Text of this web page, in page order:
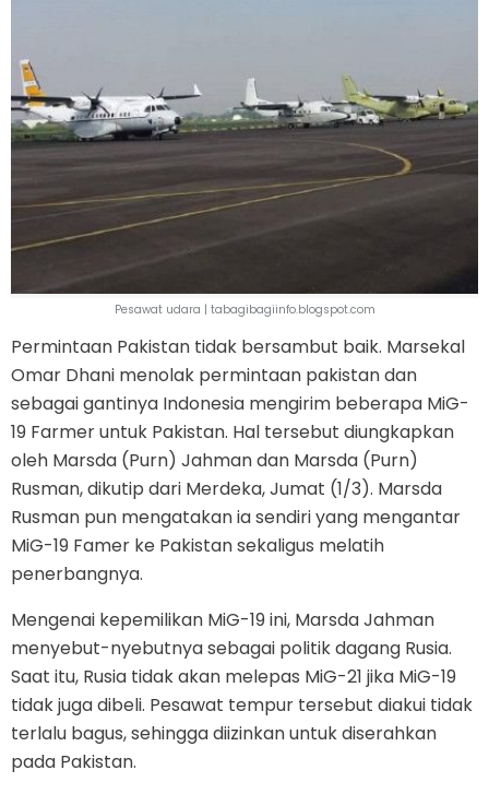
Pesawat udara | tabagibagiinfo.blogspot.com
Permintaan Pakistan tidak bersambut baik. Marsekal
Omar Dhani menolak permintaan pakistan dan
sebagai gantinya Indonesia mengirim beberapa MiG-
19 Farmer untuk Pakistan. Hal tersebut diungkapkan
oleh Marsda (Purn) Jahman dan Marsda (Purn)
Rusman, dikutip dari Merdeka, Jumat (1/3). Marsda
Rusman pun mengatakan ia sendiri yang mengantar
MiG-19 Famer ke Pakistan sekaligus melatih
penerbangnya.
Mengenai kepemilikan MiG-19 ini, Marsda Jahman
menyebut-nyebutnya sebagai politik dagang Rusia.
Saat itu, Rusia tidak akan melepas MiG-21 jika MiG-19
tidak juga dibeli. Pesawat tempur tersebut diakui tidak
terlalu bagus, sehingga diizinkan untuk diserahkan
pada Pakistan.